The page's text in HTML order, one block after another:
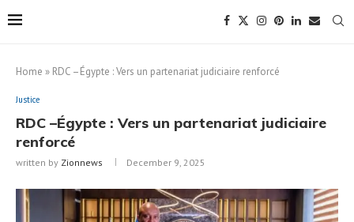
Home » RDC –Égypte : Vers un partenariat judiciaire renforcé
Justice
RDC –Égypte : Vers un partenariat judiciaire
renforcé
written by Zionnews December 9, 2025